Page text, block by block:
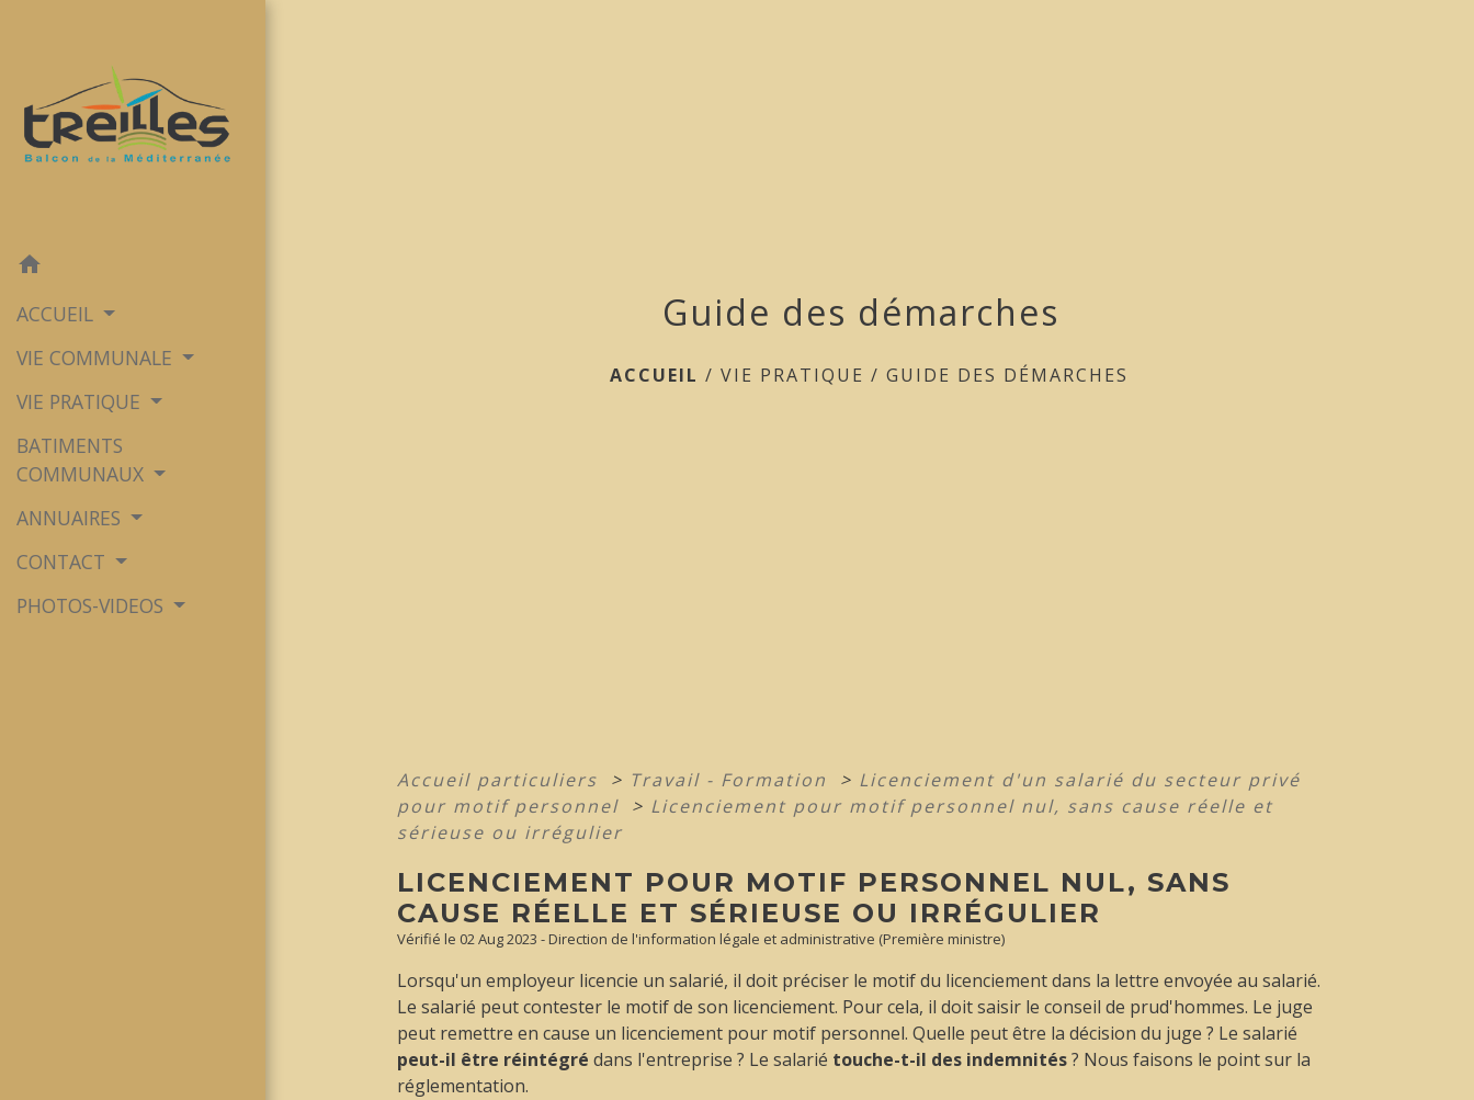
home
ACCUEIL
VIE COMMUNALE
VIE PRATIQUE
BATIMENTS
COMMUNAUX
ANNUAIRES
CONTACT
PHOTOS-VIDEOS
Guide des démarches
ACCUEIL /VIE PRATIQUE /GUIDE DES DÉMARCHES
Accueil particuliers > Travail - Formation > Licenciement d'un salarié du secteur privé
pour motif personnel > Licenciement pour motif personnel nul, sans cause réelle et
sérieuse ou irrégulier
LICENCIEMENT POUR MOTIF PERSONNEL NUL, SANS
CAUSE RÉELLE ET SÉRIEUSE OU IRRÉGULIER
Vérifié le 02 Aug 2023 - Direction de l'information légale et administrative (Première ministre)
Lorsqu'un employeur licencie un salarié, il doit préciser le motif du licenciement dans la lettre envoyée au salarié.
Le salarié peut contester le motif de son licenciement. Pour cela, il doit saisir le conseil de prud'hommes. Le juge
peut remettre en cause un licenciement pour motif personnel. Quelle peut être la décision du juge ? Le salarié
peut-il être réintégré dans l'entreprise ? Le salarié touche-t-il des indemnités? Nous faisons le point sur la
réglementation.